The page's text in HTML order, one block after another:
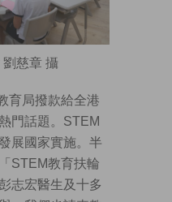
慈章 攝
育局撥款給全港
門話題。STEM
展國家實施。半
STEM教育扶輪
志宏醫生及十多